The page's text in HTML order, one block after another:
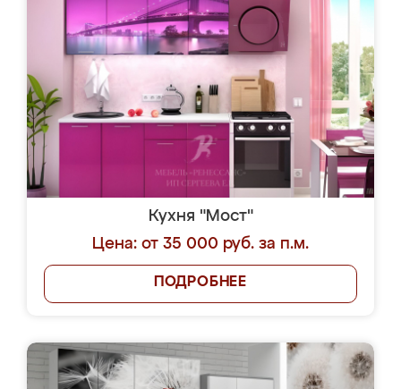
Кухня "Мост"
Цена: от 35 000 руб. за п.м.
ПОДРОБНЕЕ